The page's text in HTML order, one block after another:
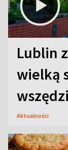
Lublin
wielką
Aktualności